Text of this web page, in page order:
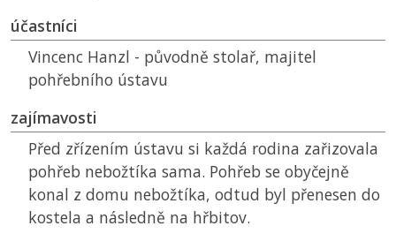
účastníci
Vincenc Hanzl - původně stolař, majitel
pohřebního ústavu
zajímavosti
Před zřízením ústavu si každá rodina zařizovala
pohřeb nebožtíka sama. Pohřeb se obyčejně
konal z domu nebožtíka, odtud byl přenesen do
kostela a následně na hřbitov.